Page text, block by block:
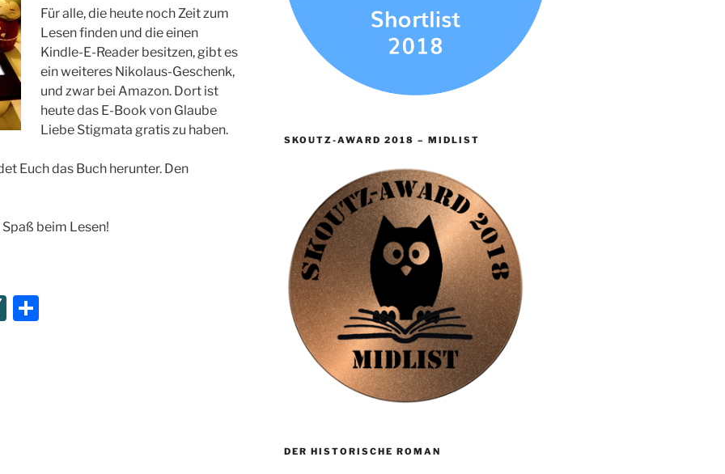
Für alle, die heute noch Zeit zum
Lesen finden und die einen
Kindle-E-Reader besitzen, gibt es
ein weiteres Nikolaus-Geschenk,
und zwar bei Amazon. Dort ist
heute das E-Book von Glaube
Liebe Stigmata gratis zu haben.
Euch das Buch herunter. Den
beim Lesen!
XI
SKOUTZ-AWARD 2018 – MIDLIST
DER HISTORISCHE ROMAN